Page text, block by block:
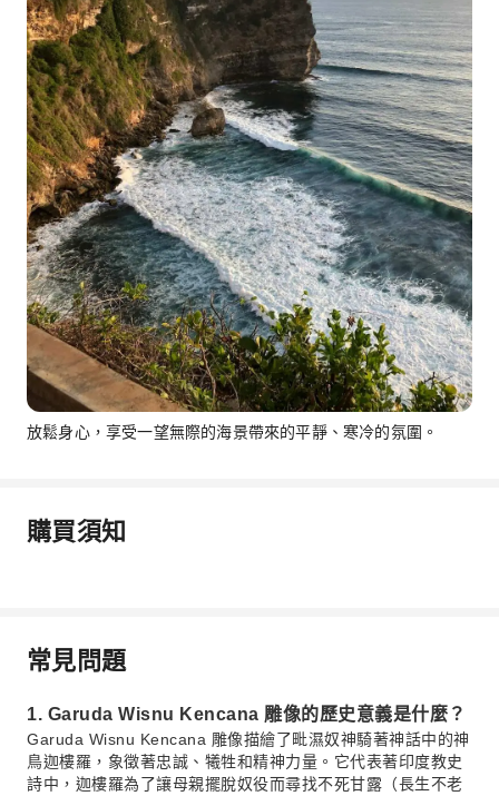
放鬆身心，享受一望無際的海景帶來的平靜、寒冷的氛圍。
購買須知
常見問題
1. Garuda Wisnu Kencana 雕像的歷史意義是什麼？
Garuda Wisnu Kencana 雕像描繪了毗濕奴神騎著神話中的神
鳥迦樓羅，象徵著忠誠、犧牲和精神力量。它代表著印度教史
詩中，迦樓羅為了讓母親擺脫奴役而尋找不死甘露（長生不老